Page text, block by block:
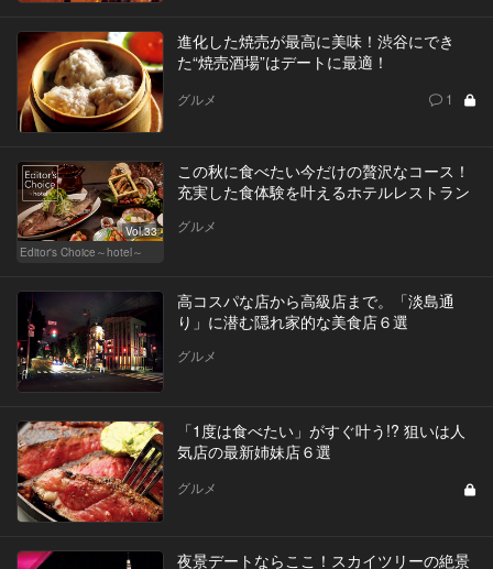
進化した焼売が最高に美味！渋谷にでき
た“焼売酒場”はデートに最適！
グルメ 1
Vol.33
Editor's Choice～hotel～
この秋に食べたい今だけの贅沢なコース！
充実した食体験を叶えるホテルレストラン
グルメ
高コスパな店から高級店まで。「淡島通
り」に潜む隠れ家的な美食店６選
グルメ
「1度は食べたい」がすぐ叶う!? 狙いは人
気店の最新姉妹店６選
グルメ
夜景デートならここ！スカイツリーの絶景